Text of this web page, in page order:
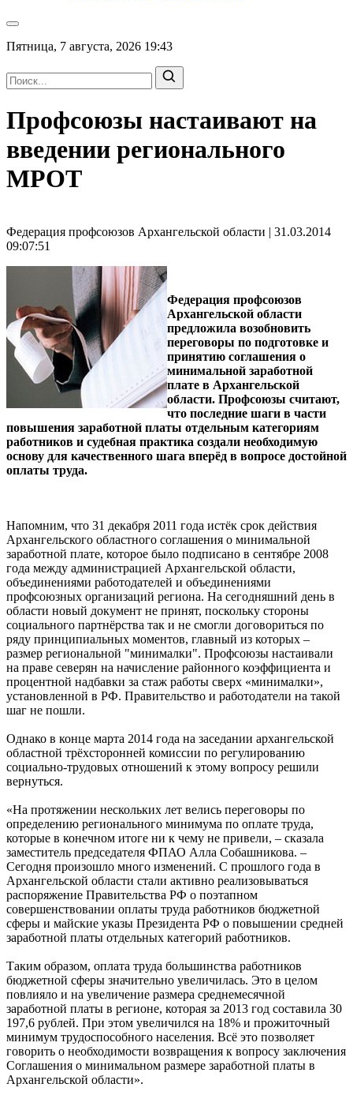
Пятница, 7 августа, 2026 19:43
Профсоюзы настаивают на
введении регионального
МРОТ
Федерация профсоюзов Архангельской области | 31.03.2014
09:07:51
Федерация профсоюзов
Архангельской области
предложила возобновить
переговоры по подготовке и
принятию cоглашения о
минимальной заработной
плате в Архангельской
области. Профсоюзы считают,
что последние шаги в части
повышения заработной платы отдельным категориям
работников и судебная практика создали необходимую
основу для качественного шага вперёд в вопросе достойной
оплаты труда.
Напомним, что 31 декабря 2011 года истёк срок действия
Архангельского областного соглашения о минимальной
заработной плате, которое было подписано в сентябре 2008
года между администрацией Архангельской области,
объединениями работодателей и объединениями
профсоюзных организаций региона. На сегодняшний день в
области новый документ не принят, поскольку стороны
социального партнёрства так и не смогли договориться по
ряду принципиальных моментов, главный из которых –
размер региональной "минималки". Профсоюзы настаивали
на праве северян на начисление районного коэффициента и
процентной надбавки за стаж работы сверх «минималки»,
установленной в РФ. Правительство и работодатели на такой
шаг не пошли.
Однако в конце марта 2014 года на заседании архангельской
областной трёхсторонней комиссии по регулированию
социально-трудовых отношений к этому вопросу решили
вернуться.
«На протяжении нескольких лет велись переговоры по
определению регионального минимума по оплате труда,
которые в конечном итоге ни к чему не привели, – сказала
заместитель председателя ФПАО Алла Собашникова. –
Сегодня произошло много изменений. С прошлого года в
Архангельской области стали активно реализовываться
распоряжение Правительства РФ о поэтапном
совершенствовании оплаты труда работников бюджетной
сферы и майские указы Президента РФ о повышении средней
заработной платы отдельных категорий работников.
Таким образом, оплата труда большинства работников
бюджетной сферы значительно увеличилась. Это в целом
повлияло и на увеличение размера среднемесячной
заработной платы в регионе, которая за 2013 год составила 30
197,6 рублей. При этом увеличился на 18% и прожиточный
минимум трудоспособного населения. Всё это позволяет
говорить о необходимости возвращения к вопросу заключения
Соглашения о минимальном размере заработной платы в
Архангельской области».